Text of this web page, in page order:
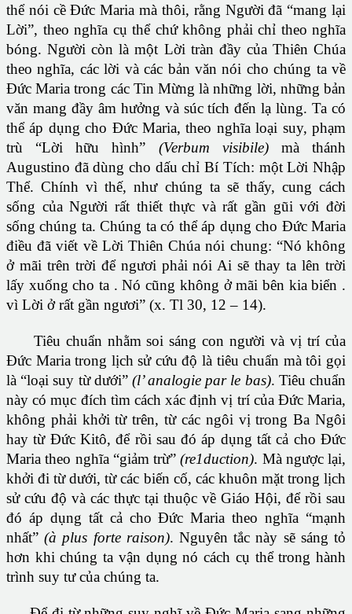
thể nói cề Ðức Maria mà thôi, rằng Người đã “mang lại
Lời”, theo nghĩa cụ thể chứ không phải chỉ theo nghĩa
bóng. Người còn là một Lời tràn đầy của Thiên Chúa
theo nghĩa, các lời và các bản văn nói cho chúng ta về
Ðức Maria trong các Tin Mừng là những lời, những bản
văn mang đầy âm hưởng và súc tích đến lạ lùng. Ta có
thể áp dụng cho Ðức Maria, theo nghĩa loại suy, phạm
trù “Lời hữu hình” (Verbum visibile) mà thánh
Augustino đã dùng cho dấu chỉ Bí Tích: một Lời Nhập
Thể. Chính vì thế, như chúng ta sẽ thấy, cung cách
sống của Người rất thiết thực và rất gần gũi với đời
sống chúng ta. Chúng ta có thể áp dụng cho Ðức Maria
điều đã viết về Lời Thiên Chúa nói chung: “Nó không
ở mãi trên trời để ngươi phải nói Ai sẽ thay ta lên trời
lấy xuống cho ta . Nó cũng không ở mãi bên kia biển .
vì Lời ở rất gần ngươi” (x. Tl 30, 12 – 14).
Tiêu chuẩn nhằm soi sáng con người và vị trí của
Ðức Maria trong lịch sử cứu độ là tiêu chuẩn mà tôi gọi
là “loại suy từ dưới” (l’analogie par le bas). Tiêu chuẩn
này có mục đích tìm cách xác định vị trí của Ðức Maria,
không phải khởi từ trên, từ các ngôi vị trong Ba Ngôi
hay từ Ðức Kitô, để rồi sau đó áp dụng tất cả cho Ðức
Maria theo nghĩa “giảm trừ”(re1duction). Mà ngược lại,
khởi đi từ dưới, từ các biến cố, các khuôn mặt trong lịch
sử cứu độ và các thực tại thuộc về Giáo Hội, để rồi sau
đó áp dụng tất cả cho Ðức Maria theo nghĩa “mạnh
nhất”(à plus forte raison). Nguyên tắc này sẽ sáng tỏ
hơn khi chúng ta vận dụng nó cách cụ thể trong hành
trình suy tư của chúng ta.